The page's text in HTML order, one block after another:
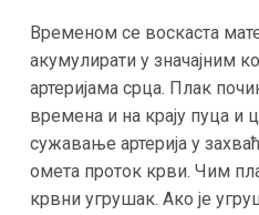
Временом се воскаста
акумулирати у значајним
артеријама срца. Плак
времена и на крају пуца и
сужавање артерија у
омета проток крви. Чим
крвни угрушак. Ако је